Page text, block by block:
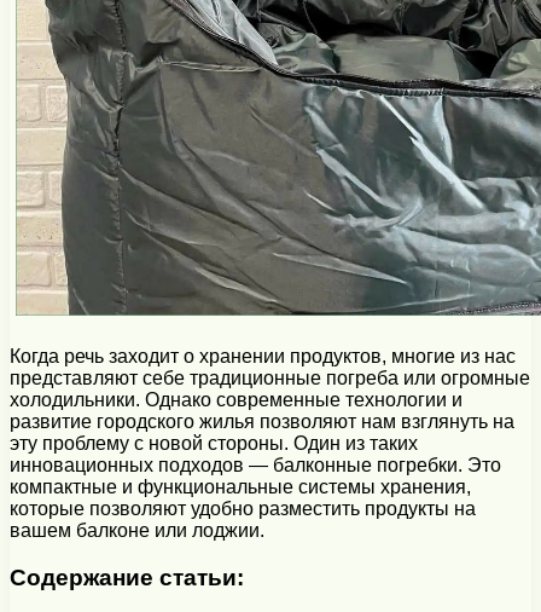
Когда речь заходит о хранении продуктов, многие из нас
представляют себе традиционные погреба или огромные
холодильники. Однако современные технологии и
развитие городского жилья позволяют нам взглянуть на
эту проблему с новой стороны. Один из таких
инновационных подходов — балконные погребки. Это
компактные и функциональные системы хранения,
которые позволяют удобно разместить продукты на
вашем балконе или лоджии.
Содержание статьи: